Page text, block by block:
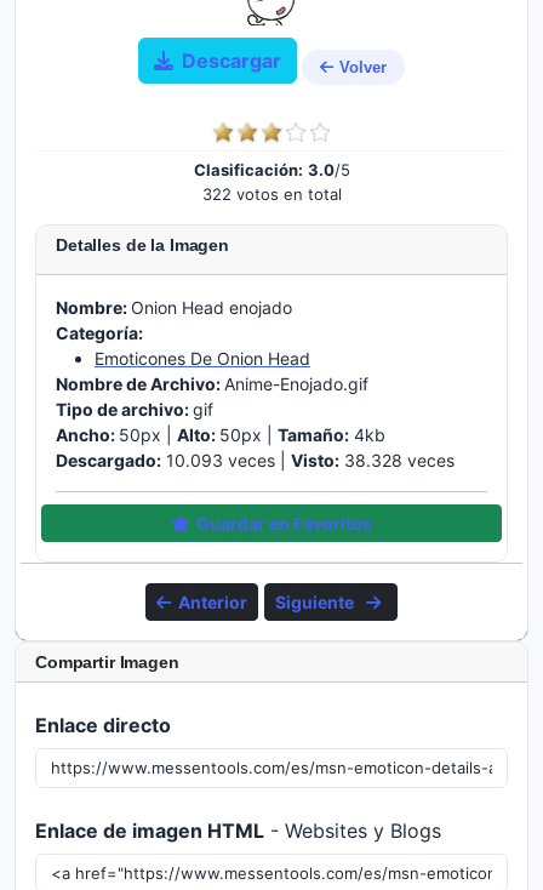
Descargar Volver
Clasificación: 3.0/5
322 votos en total
Detalles de la Imagen
Nombre:Onion Head enojado
Categoría:
Emoticones De Onion Head
Nombre de Archivo:Anime-Enojado.gif
Tipo de archivo:gif
Ancho: 50px | Alto: 50px | Tamaño: 4kb
Descargado: 10.093 veces | Visto: 38.328 veces
Guardar en Favoritos
Anterior Siguiente
Compartir Imagen
Enlace directo
Enlace de imagen HTML - Websites y Blogs